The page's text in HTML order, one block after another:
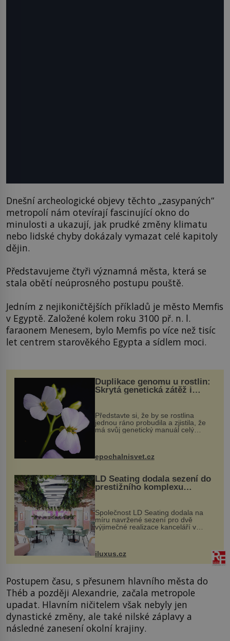
Dnešní archeologické objevy těchto „zasypaných“
metropolí nám otevírají fascinující okno do
minulosti a ukazují, jak prudké změny klimatu
nebo lidské chyby dokázaly vymazat celé kapitoly
dějin.
Představujeme čtyři významná města, která se
stala obětí neúprosného postupu pouště.
Jedním z nejikoničtějších příkladů je město Memfis
v Egyptě. Založené kolem roku 3100 př. n. l.
faraonem Menesem, bylo Memfis po více než tisíc
let centrem starověkého Egypta a sídlem moci.
Duplikace genomu u rostlin:
Skrytá genetická zátěž i
Představte si, že by se rostlina
jednou ráno probudila a zjistila, že
má svůj genetický manuál celý
vstupenka...
epochalnisvet.cz
LD Seating dodala sezení do
prestižního komplexu
MediaCityUK v Salfordu
Společnost LD Seating dodala na
míru navržené sezení pro dvě
výjimečné realizace kanceláří v
areálu MediaCityUK v anglickém
budov Media...
iluxus.cz
Postupem času, s přesunem hlavního města do
Théb a později Alexandrie, začala metropole
upadat. Hlavním ničitelem však nebyly jen
dynastické změny, ale také nilské záplavy a
následné zanesení okolní krajiny.